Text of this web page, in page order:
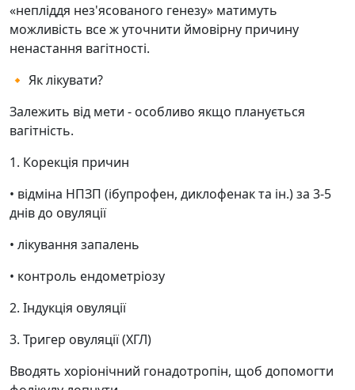
«непліддя нез'ясованого генезу» матимуть
можливість все ж уточнити ймовірну причину
ненастання вагітності.
🔸 Як лікувати?
Залежить від мети - особливо якщо планується
вагітність.
1. Корекція причин
• відміна НПЗП (ібупрофен, диклофенак та ін.) за 3-5
днів до овуляції
• лікування запалень
• контроль ендометріозу
2. Індукція овуляції
3. Тригер овуляції (ХГЛ)
Вводять хоріонічний гонадотропін, щоб допомогти